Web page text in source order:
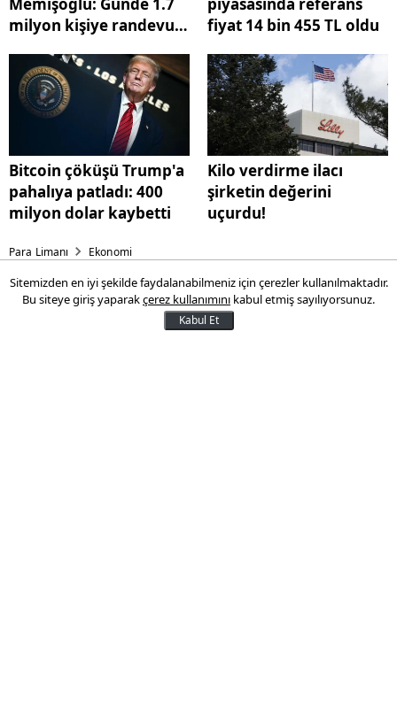
Memişoğlu: Günde 1.7
milyon kişiye randevu
piyasasında referans
fiyat 14 bin 455 TL oldu
Bitcoin çöküşü Trump'a
pahalıya patladı: 400
milyon dolar kaybetti
Kilo verdirme ilacı
şirketin değerini
uçurdu!
Para Limanı Ekonomi
Borsa güne yükselişle başladı
Borsa İstanbul'da BIST 100 endeksi, güne
Sitemizden en iyi şekilde faydalanabilmeniz için çerezler kullanılmaktadır.
Bu siteye giriş yaparakçerez kullanımını kabul etmiş sayılıyorsunuz.
Kabul Et